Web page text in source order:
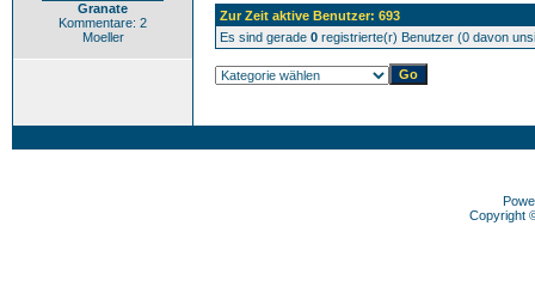
Granate
Kommentare: 2
Moeller
Zur Zeit aktive Benutzer: 693
Es sind gerade 0 registrierte(r) Benutzer (0 davon
Copyright